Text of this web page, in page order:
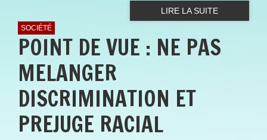
LIRE LA SUITE
SOCIÉTÉ
POINT DE VUE : NE PAS
MELANGER
DISCRIMINATION ET
PREJUGE RACIAL